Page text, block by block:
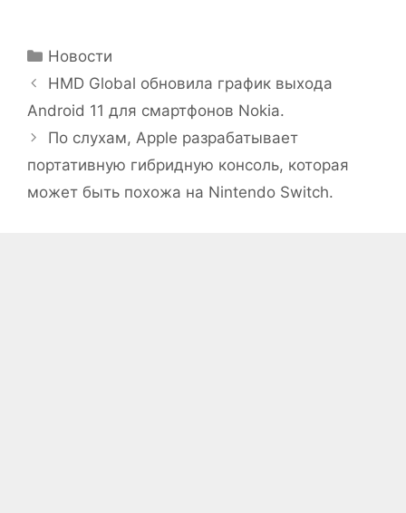
Рубрики
Новости
HMD Global обновила график выхода
Android 11 для смартфонов Nokia.
По слухам, Apple разрабатывает
портативную гибридную консоль, которая
может быть похожа на Nintendo Switch.